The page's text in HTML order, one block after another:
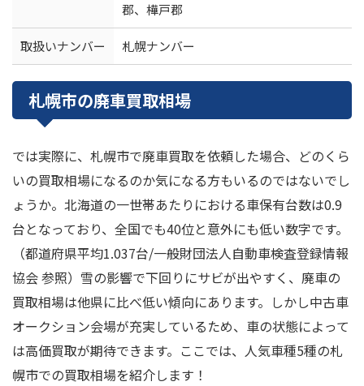
郡、樺戸郡
取扱いナンバー 札幌ナンバー
札幌市の廃車買取相場
では実際に、札幌市で廃車買取を依頼した場合、どのくら
いの買取相場になるのか気になる方もいるのではないでし
ょうか。北海道の一世帯あたりにおける車保有台数は0.9
台となっており、全国でも40位と意外にも低い数字です。
（都道府県平均1.037台/一般財団法人自動車検査登録情報
協会 参照）雪の影響で下回りにサビが出やすく、廃車の
買取相場は他県に比べ低い傾向にあります。しかし中古車
オークション会場が充実しているため、車の状態によって
は高価買取が期待できます。ここでは、人気車種5種の札
幌市での買取相場を紹介します！